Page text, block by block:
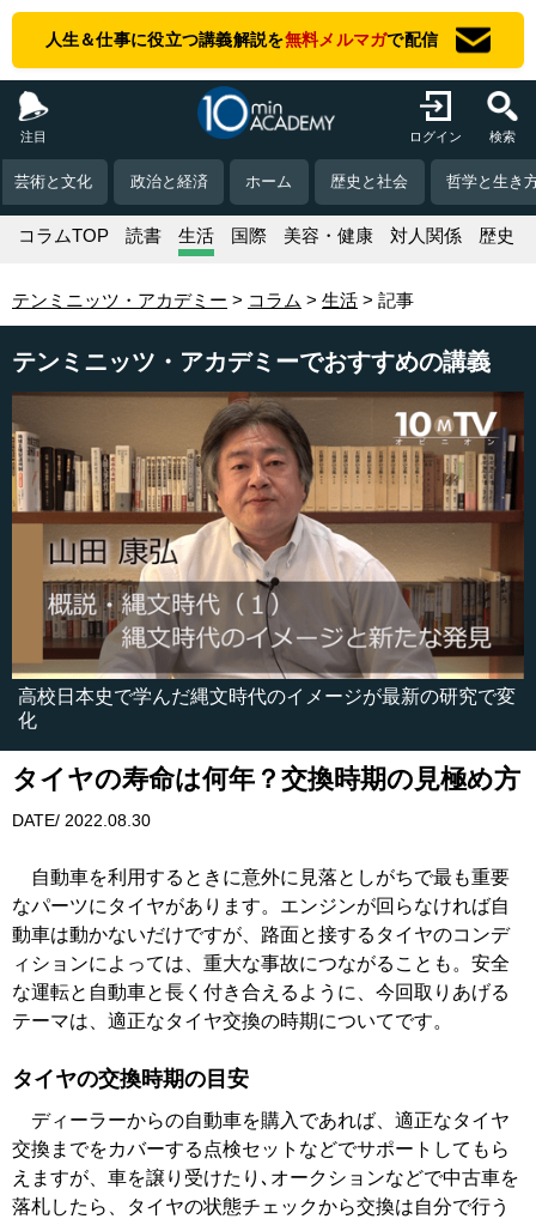
人生＆仕事に役立つ講義解説を無料メルマガで配信
注目 ログイン 検索
芸術と文化 政治と経済 ホーム 歴史と社会 哲学と生き
コラムTOP 読書 生活 国際 美容・健康 対人関係 歴史
テンミニッツ・アカデミー コラム 生活 記事
テンミニッツ・アカデミーでおすすめの講義
高校日本史で学んだ縄文時代のイメージが最新の研究で変
化
タイヤの寿命は何年？交換時期の見極め方
DATE/ 2022.08.30
自動車を利用するときに意外に見落としがちで最も重要
なパーツにタイヤがあります。エンジンが回らなければ自
動車は動かないだけですが、路面と接するタイヤのコンデ
ィションによっては、重大な事故につながることも。安全
な運転と自動車と長く付き合えるように、今回取りあげる
テーマは、適正なタイヤ交換の時期についてです。
タイヤの交換時期の目安
ディーラーからの自動車を購入であれば、適正なタイヤ
交換までをカバーする点検セットなどでサポートしてもら
えますが、車を譲り受けたり､オークションなどで中古車を
落札したら、タイヤの状態チェックから交換は自分で行う